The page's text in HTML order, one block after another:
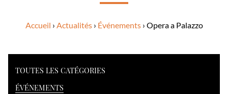
ESPAÑOL
Accueil Actualités Événements Opera a Palazzo
TOUTES LES CATÉGORIES
ÉVÉNEMENTS